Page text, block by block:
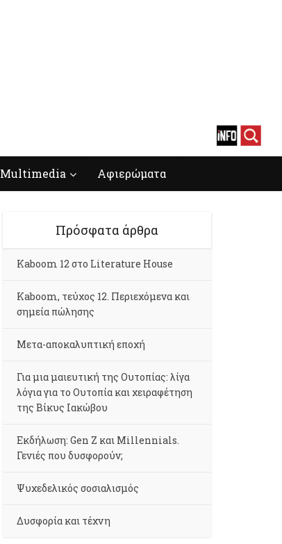
Multimedia Αφιερώματα
Πρόσφατα άρθρα
Kaboom 12 στο Literature House
Kaboom, τεύχος 12. Περιεχόμενα και
σημεία πώλησης
Μετα-αποκαλυπτική εποχή
Για μια μαιευτική της Ουτοπίας: λίγα
λόγια για το Ουτοπία και χειραφέτηση
της Βίκυς Ιακώβου
Εκδήλωση: Gen Z και Millennials.
Γενιές που δυσφορούν;
Ψυχεδελικός σοσιαλισμός
Δυσφορία και τέχνη